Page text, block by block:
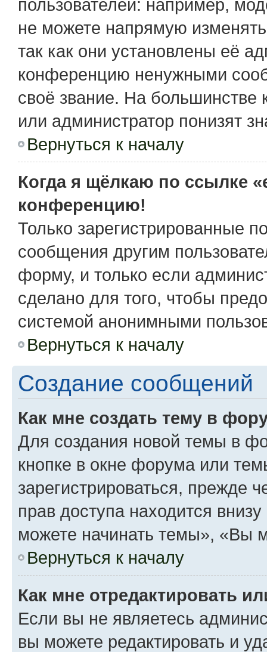
пользователей: например,
не можете напрямую
так как они установлены её
конференцию ненужными
своё звание. На
или администратор понизят
Вернуться к началу
Когда я щёлкаю по ссылке
конференцию!
Только зарегистрированные
сообщения другим
форму, и только если
сделано для того, чтобы
системой анонимными
Вернуться к началу
Создание сообщений
Как мне создать тему в
Для создания новой темы в
кнопке в окне форума или
зарегистрироваться, прежде
прав доступа находится
можете начинать темы», «Вы
Вернуться к началу
Как мне отредактировать
Если вы не являетесь
вы можете редактировать и